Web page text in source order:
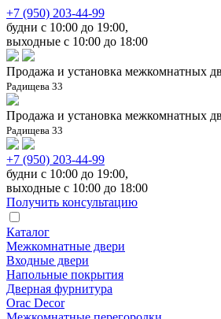
+7 (950) 203-44-99
будни с 10:00 до 19:00,
выходные с 10:00 до 18:00
Продажа и установка межкомнатных
Радищева 33
Продажа и установка межкомнатных
Радищева 33
+7 (950) 203-44-99
будни с 10:00 до 19:00,
выходные с 10:00 до 18:00
Получить консультацию
Каталог
Межкомнатные двери
Входные двери
Напольные покрытия
Дверная фурнитура
Orac Decor